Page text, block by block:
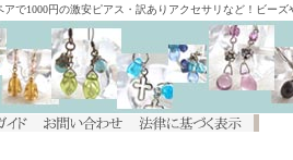
で1000円の激安ピアス・訳ありアクセサリなど！ビー